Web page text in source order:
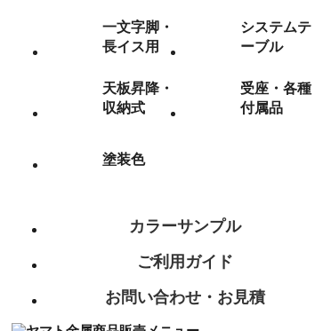
一文字脚・
長イス用
システムテ
ーブル
天板昇降・
収納式
受座・各種
付属品
塗装色
カラーサンプル
ご利用ガイド
お問い合わせ・お見積